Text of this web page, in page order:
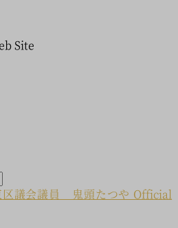
Site